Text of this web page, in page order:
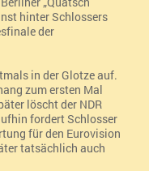
hinter Schlossers
der
in der Glotze auf.
zum ersten Mal
löscht der NDR
fordert Schlosser
für den Eurovision
tatsächlich auch